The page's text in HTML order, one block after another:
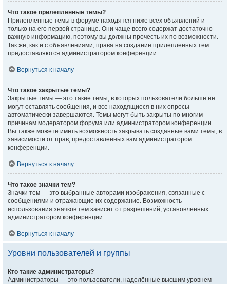
Что такое прилепленные темы?
Прилепленные темы в форуме находятся ниже всех объявлений и
только на его первой странице. Они чаще всего содержат достаточно
важную информацию, поэтому вы должны прочесть их по возможности.
Так же, как и с объявлениями, права на создание прилепленных тем
предоставляются администратором конференции.
Вернуться к началу
Что такое закрытые темы?
Закрытые темы — это такие темы, в которых пользователи больше не
могут оставлять сообщения, и все находящиеся в них опросы
автоматически завершаются. Темы могут быть закрыты по многим
причинам модератором форума или администратором конференции.
Вы также можете иметь возможность закрывать созданные вами темы, в
зависимости от прав, предоставленных вам администратором
конференции.
Вернуться к началу
Что такое значки тем?
Значки тем — это выбранные авторами изображения, связанные с
сообщениями и отражающие их содержание. Возможность
использования значков тем зависит от разрешений, установленных
администратором конференции.
Вернуться к началу
Уровни пользователей и группы
Кто такие администраторы?
Администраторы — это пользователи, наделённые высшим уровнем